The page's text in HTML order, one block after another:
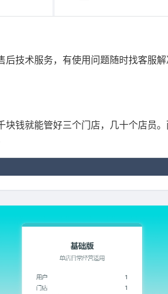
后技术服务，有使用问题随时找客服
块钱就能管好三个门店，几十个店员